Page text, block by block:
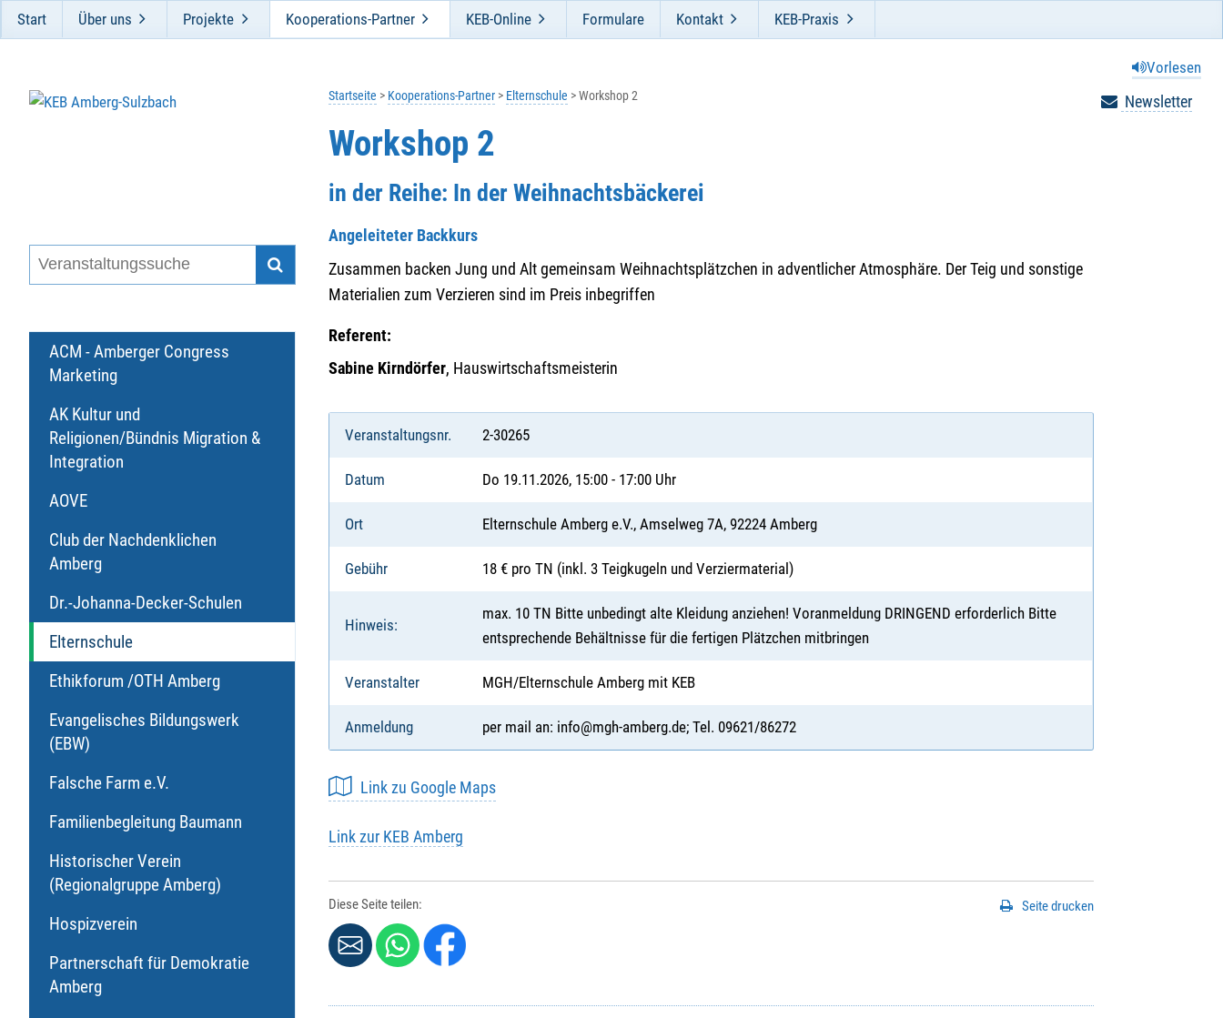
Start Über uns Projekte Kooperations-Partner KEB-Online Formulare Kontakt KEB-Praxis
Vorlesen
Newsletter
ACM - Amberger Congress
Marketing
AK Kultur und
Religionen/Bündnis Migration &
Integration
AOVE
Club der Nachdenklichen
Amberg
Dr.-Johanna-Decker-Schulen
Elternschule
Ethikforum /OTH Amberg
Evangelisches Bildungswerk
(EBW)
Falsche Farm e.V.
Familienbegleitung Baumann
Historischer Verein
(Regionalgruppe Amberg)
Hospizverein
Partnerschaft für Demokratie
Amberg
Startseite Kooperations-Partner Elternschule Workshop 2
Workshop 2
in der Reihe: In der Weihnachtsbäckerei
Angeleiteter Backkurs
Zusammen backen Jung und Alt gemeinsam Weihnachtsplätzchen in adventlicher Atmosphäre. Der Teig und sonstige
Materialien zum Verzieren sind im Preis inbegriffen
Referent:
Sabine Kirndörfer, Hauswirtschaftsmeisterin
Veranstaltungsnr. 2-30265
Datum Do 19.11.2026, 15:00 - 17:00 Uhr
Ort Elternschule Amberg e.V., Amselweg 7A, 92224 Amberg
Gebühr 18 € pro TN (inkl. 3 Teigkugeln und Verziermaterial)
Hinweis:
max. 10 TN Bitte unbedingt alte Kleidung anziehen! Voranmeldung DRINGEND erforderlich Bitte
entsprechende Behältnisse für die fertigen Plätzchen mitbringen
Veranstalter MGH/Elternschule Amberg mit KEB
Anmeldung per mail an: info@mgh-amberg.de; Tel. 09621/86272
Link zu Google Maps
Link zur KEB Amberg
Diese Seite teilen: Seite drucken